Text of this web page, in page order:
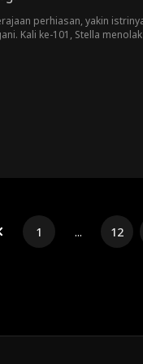
perhiasan, yakin
Kali ke-101, Stella
1 ... 12